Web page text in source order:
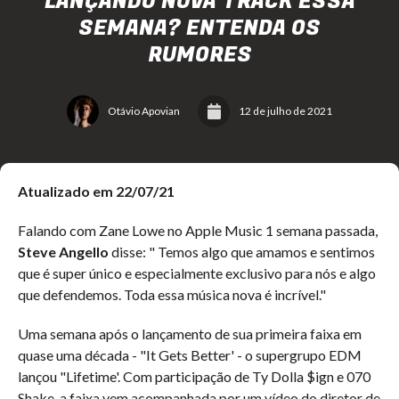
SEMANA? ENTENDA OS
RUMORES
Otávio Apovian 12 de julho de 2021
Atualizado em 22/07/21
Falando com Zane Lowe no Apple Music 1 semana passada,
Steve Angello disse: " Temos algo que amamos e sentimos
que é super único e especialmente exclusivo para nós e algo
que defendemos. Toda essa música nova é incrível."
Uma semana após o lançamento de sua primeira faixa em
quase uma década - "It Gets Better' - o supergrupo EDM
lançou "Lifetime'. Com participação de Ty Dolla $ign e 070